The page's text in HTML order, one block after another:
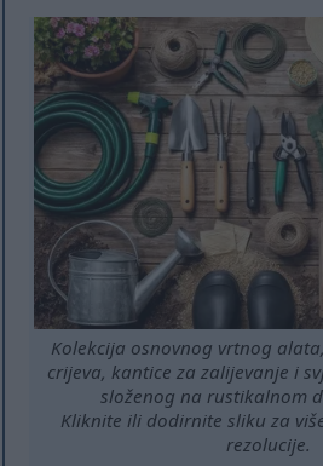
Kolekcija osnovnog vrtnog
crijeva, kantice za zalijevanje i
složenog na rustikalnom
Kliknite ili dodirnite sliku za
rezolucije.